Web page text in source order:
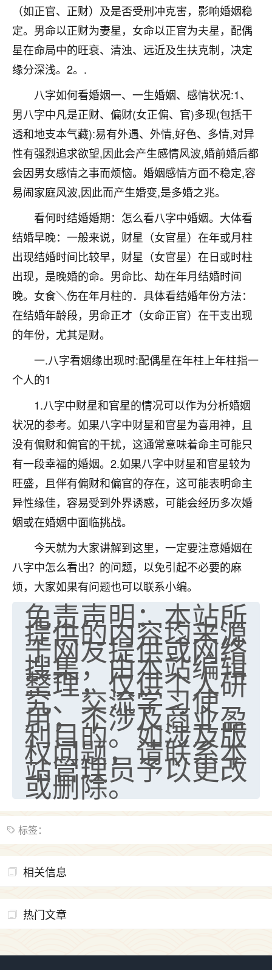
（如正官、正财）及是否受刑冲克害，影响婚姻稳
定。男命以正财为妻星，女命以正官为夫星，配偶
星在命局中的旺衰、清浊、远近及生扶克制，决定
缘分深浅。2。.
八字如何看婚姻一、一生婚姻、感情状况:1、
男八字中凡是正财、偏财(女正偏、官)多现(包括干
透和地支本气藏):易有外遇、外情,好色、多情,对异
性有强烈追求欲望,因此会产生感情风波,婚前婚后都
会因男女感情之事而烦恼。婚姻感情方面不稳定,容
易闹家庭风波,因此而产生婚变,是多婚之兆。
看何时结婚婚期：怎么看八字中婚姻。大体看
结婚早晚：一般来说，财星（女官星）在年或月柱
出现结婚时间比较早，财星（女官星）在日或时柱
出现，是晚婚的命。男命比、劫在年月结婚时间
晚。女食＼伤在年月柱的．具体看结婚年份方法：
在结婚年龄段，男命正才（女命正官）在干支出现
的年份，尤其是财。
一.八字看姻缘出现时:配偶星在年柱上年柱指一
个人的1
1.八字中财星和官星的情况可以作为分析婚姻
状况的参考。如果八字中财星和官星为喜用神，且
没有偏财和偏官的干扰，这通常意味着命主可能只
有一段幸福的婚姻。2.如果八字中财星和官星较为
旺盛，且伴有偏财和偏官的存在，这可能表明命主
异性缘佳，容易受到外界诱惑，可能会经历多次婚
姻或在婚姻中面临挑战。
今天就为大家讲解到这里，一定要注意婚姻在
八字中怎么看出？的问题，以免引起不必要的麻
烦，大家如果有问题也可以联系小编。
免责声明：本站所
提供的内容均来源
于网友提供或网络
搜集，由本站编辑
整理，仅供个人研
究、交流学习使
用，不涉及商业盈
利目的。如涉及版
权问题，请联系本
站管理员予以更改
或删除。
标签：
相关信息
热门文章
心心相印
我身体不太好，总是病病殃殃的，去检查又没什么大
问题，反正就是不舒服。中医西医看遍了，找不到问
题，后来无意中看到有人推荐慧来老师，跟老师聊过
果问题。今年以来，身体比以前好多，主要是心情好
了，老师说境随心转，现在深有体会了。
鹿森：是的，其实跟老师聊过之后，最大的感
触，首先就是心态会变好，万般皆是命，半点
不由人！
1天前 来自四川
金白水清
我也想找老师看看，有没有人给个联系方式的啊？
鹿森 ：慧来老师微信：gjsy0624
1天前 来自江西 12
青春168
我也想要，我也想要！
2天前 来自山西
Jessica李
老师做不做超度法事？我想给我奶奶做超度，她今年
刚去世了。
七零老顽童：我母亲前年离世，刚开始我经常
做梦梦见她，后来也是朋友介绍，找到慧来老
师，安排了超度法事，做梦再也没有梦到过
了，一开始是半信半疑的，图个心安，给亡母
超度，现在看来，人不信也不行。
2天前 来自云南
优秀的张同学
老师收徒吗？？我对这些很感兴趣
2天前 来自山西